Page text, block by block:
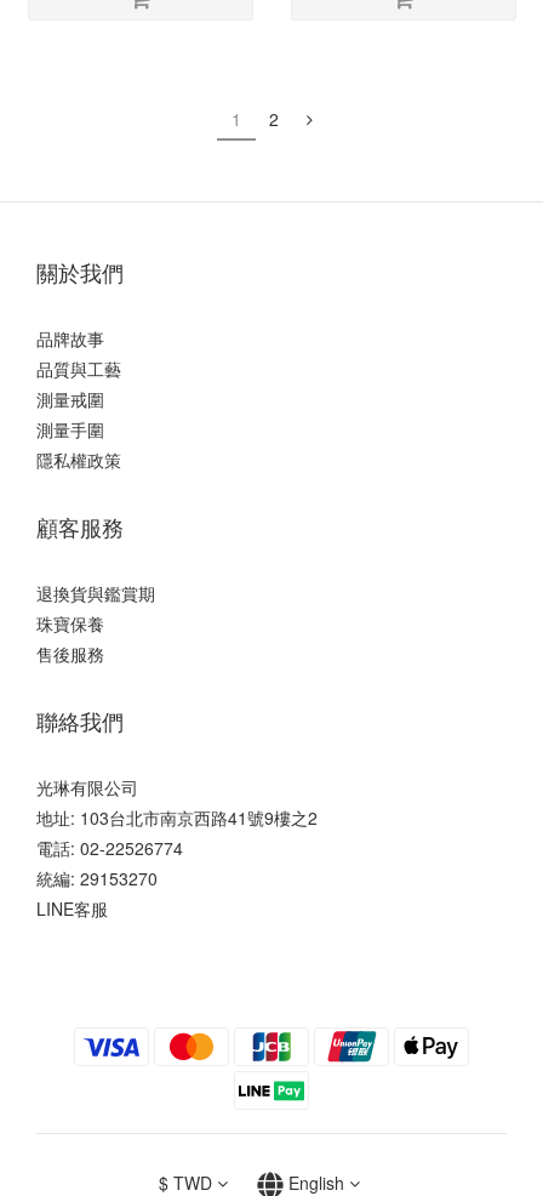
1 2
關於我們
品牌故事
品質與工藝
測量戒圍
測量手圍
隱私權政策
顧客服務
退換貨與鑑賞期
珠寶保養
售後服務
聯絡我們
光琳有限公司
地址: 103台北市南京西路41號9樓之2
電話: 02-22526774
統編: 29153270
LINE客服
$ TWD English